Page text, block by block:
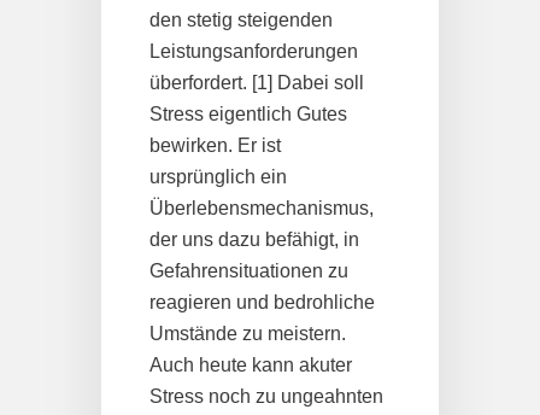
den stetig steigenden
Leistungsanforderungen
überfordert. [1] Dabei soll
Stress eigentlich Gutes
bewirken. Er ist
ursprünglich ein
Überlebensmechanismus,
der uns dazu befähigt, in
Gefahrensituationen zu
reagieren und bedrohliche
Umstände zu meistern.
Auch heute kann akuter
Stress noch zu ungeahnten